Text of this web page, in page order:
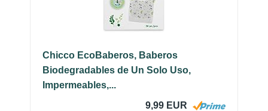
Chicco EcoBaberos, Baberos
Biodegradables de Un Solo Uso,
Impermeables,...
9,99 EUR